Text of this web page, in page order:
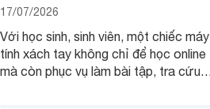
17/07/2026
Với học sinh, sinh viên, một chiếc máy
tính xách tay không chỉ để học online
mà còn phục vụ làm bài tập, tra cứu,